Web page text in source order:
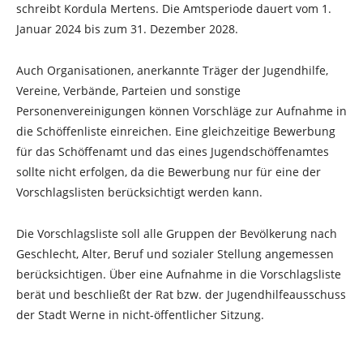
schreibt Kordula Mertens. Die Amtsperiode dauert vom 1.
Januar 2024 bis zum 31. Dezember 2028.
Auch Organisationen, anerkannte Träger der Jugendhilfe,
Vereine, Verbände, Parteien und sonstige
Personenvereinigungen können Vorschläge zur Aufnahme in
die Schöffenliste einreichen. Eine gleichzeitige Bewerbung
für das Schöffenamt und das eines Jugendschöffenamtes
sollte nicht erfolgen, da die Bewerbung nur für eine der
Vorschlagslisten berücksichtigt werden kann.
Die Vorschlagsliste soll alle Gruppen der Bevölkerung nach
Geschlecht, Alter, Beruf und sozialer Stellung angemessen
berücksichtigen. Über eine Aufnahme in die Vorschlagsliste
berät und beschließt der Rat bzw. der Jugendhilfeausschuss
der Stadt Werne in nicht-öffentlicher Sitzung.